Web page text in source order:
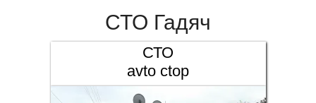
СТО Гадяч
СТО
avto ctop